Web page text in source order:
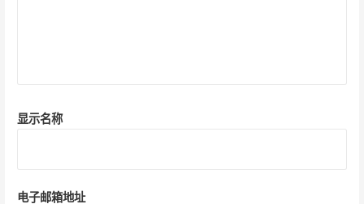
显示名称
电子邮箱地址